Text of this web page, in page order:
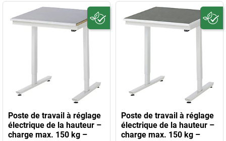
Poste de travail à réglage
électrique de la hauteur –
charge max. 150 kg –
Poste de travail à réglage
électrique de la hauteur –
charge max. 150 kg –